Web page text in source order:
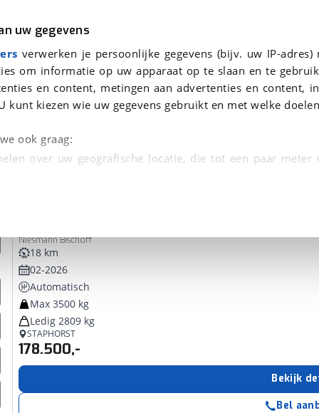
uw gegevens
verwerken je persoonlijke gegevens (bijv. uw IP-adres)
om informatie op uw apparaat op te slaan en te
en content, metingen aan advertenties en content,
kunt kiezen wie uw gegevens gebruikt en met welke
ook graag:
over uw geografische locatie, die tot een paar meter
uw toestemming op elk moment wijzigen of
technieken zorgen we voor een betere en meer
ervoor dat de website goed werkt. Ook gebruiken we
We tonen je graag relevante advertenties en
op en buiten onze website volgt – uiteraard op
en privacyverklaring. Als je weigert, plaatsen we
cookies. Je voorkeuren kun je later altijd
je gevonden
Niesmann Bischoff
18 km
02-2026
Automatisch
Max 3500 kg
Ledig 2809 kg
STAPHORST
178.500,-
Bekijk
Bel